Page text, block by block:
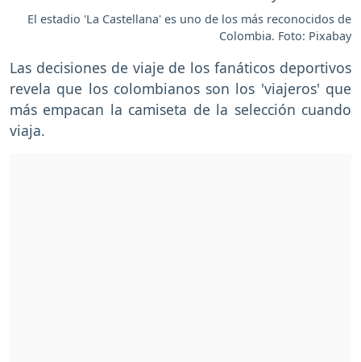
El estadio 'La Castellana' es uno de los más reconocidos de
Colombia. Foto: Pixabay
Las decisiones de viaje de los fanáticos deportivos
revela que los colombianos son los 'viajeros' que
más empacan la camiseta de la selección cuando
viaja.